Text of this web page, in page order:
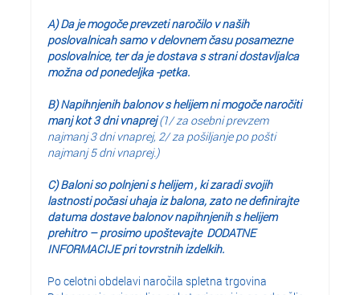
A) Da je mogoče prevzeti naročilo v naših
poslovalnicah samo v delovnem času posamezne
poslovalnice, ter da je dostava s strani dostavljalca
možna od ponedeljka -petka.
B) Napihnjenih balonov s helijem ni mogoče naročiti
manj kot 3 dni vnaprej(1/ za osebni prevzem
najmanj 3 dni vnaprej, 2/ za pošiljanje po pošti
najmanj 5 dni vnaprej.)
C) Baloni so polnjeni s helijem , ki zaradi svojih
lastnosti počasi uhaja iz balona, zato ne definirajte
datuma dostave balonov napihnjenih s helijem
prehitro – prosimo upoštevajte DODATNE
INFORMACIJE pri tovrstnih izdelkih.
Po celotni obdelavi naročila spletna trgovina